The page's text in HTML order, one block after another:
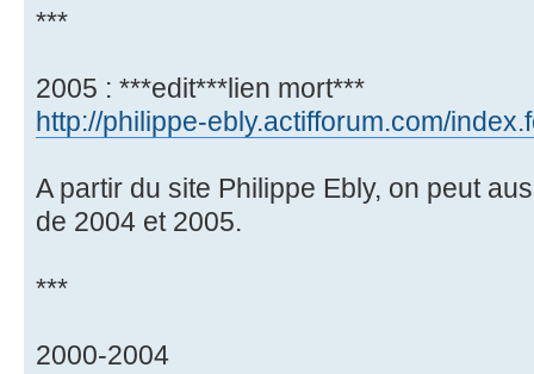
***
2005 : ***edit***lien mort***
http://philippe-ebly.actifforum.com/
A partir du site Philippe Ebly, on peut
de 2004 et 2005.
***
2000-2004